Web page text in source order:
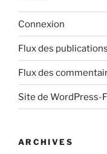
Connexion
Flux des publications
Flux des
Site de WordPress-
ARCHIVES